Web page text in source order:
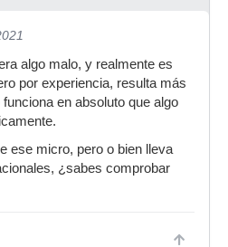
algo malo, y realmente es
por experiencia, resulta más
en absoluto que algo
ese micro, pero o bien lleva
¿sabes comprobar